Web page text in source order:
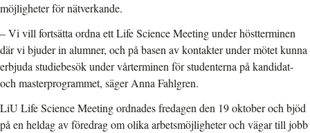
möjligheter för nätverkande.
– Vi vill fortsätta ordna ett Life Science Meeting under höstterminen
där vi bjuder in alumner, och på basen av kontakter under mötet kunna
erbjuda studiebesök under vårterminen för studenterna på kandidat-
och masterprogrammet, säger Anna Fahlgren.
LiU Life Science Meeting ordnades fredagen den 19 oktober och bjöd
på en heldag av föredrag om olika arbetsmöjligheter och vägar till jobb